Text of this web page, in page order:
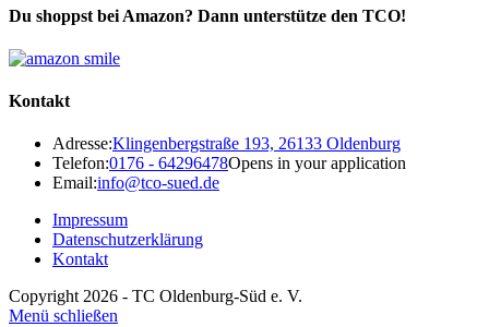
Du shoppst bei Amazon? Dann unterstütze den TCO!
Kontakt
Adresse:Klingenbergstraße 193, 26133 Oldenburg
Telefon:0176 - 64296478Opens in your application
Email:info@tco-sued.de
Impressum
Datenschutzerklärung
Kontakt
Copyright 2026 - TC Oldenburg-Süd e. V.
Menü schließen